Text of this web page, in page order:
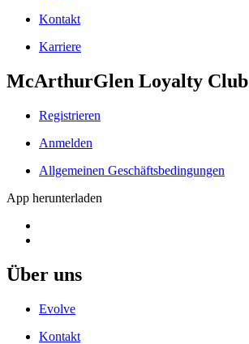
Kontakt
Karriere
McArthurGlen Loyalty Club
Registrieren
Anmelden
Allgemeinen Geschäftsbedingungen
App herunterladen
Über uns
Evolve
Kontakt